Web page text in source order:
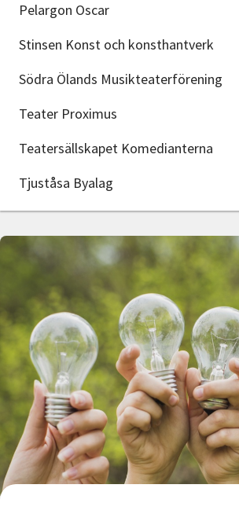
Pelargon Oscar
Stinsen Konst och konsthantverk
Södra Ölands Musikteaterförening
Teater Proximus
Teatersällskapet Komedianterna
Tjuståsa Byalag